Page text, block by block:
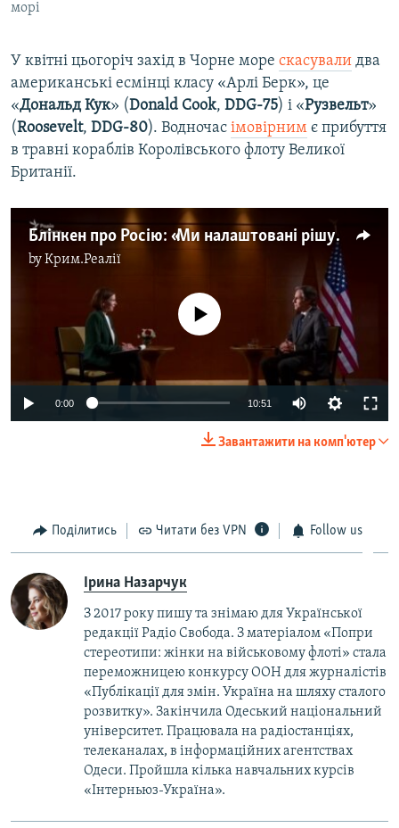
морі
У квітні цьогоріч захід в Чорне море скасували два
американські есмінці класу «Арлі Берк», це
«Дональд Кук» (Donald Cook, DDG-75) і «Рузвельт»
(Roosevelt, DDG-80). Водночас імовірним є прибуття
в травні кораблів Королівського флоту Великої
Британії.
Блінкен про Росію: «Ми налаштовані рішуче» – відео
byКрим.Реалії
720p 1080p
No media source currently available
0:00 10:51
720p
1080p
Завантажити на комп'ютер
Поділитись Читати без VPN Follow us
Ірина Назарчук
З 2017 року пишу та знімаю для Української
редакції Радіо Свобода. З матеріалом «Попри
стереотипи: жінки на військовому флоті» стала
переможницею конкурсу ООН для журналістів
«Публікації для змін. Україна на шляху сталого
розвитку». Закінчила Одеський національний
університет. Працювала на радіостанціях,
телеканалах, в інформаційних агентствах
Одеси. Пройшла кілька навчальних курсів
«Інтерньюз-Україна».